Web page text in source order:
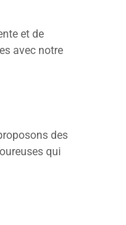
et de
avec notre
des
qui